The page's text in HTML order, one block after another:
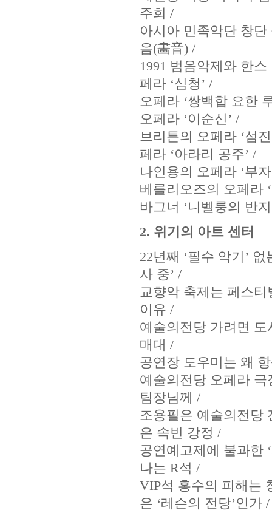
주회 /
아시아 민족악단 창
음(畵音) /
1991 범음악제와 한
페라 ‘심청’ /
오페라 ‘쌍백합 요한
오페라 ‘이순신’ /
브리튼의 오페라 ‘섬
페라 ‘아라리 공주’ /
나인용의 오페라 ‘부
베를리오즈의 오페라
바그너 ‘니벨룽의 반
2. 위기의 아트 센터
22년째 ‘필수 악기’
사 중’ /
교향악 축제는 페스
이유 /
예술의전당 가려면
매대 /
공연장 도우미는 왜
예술의전당 오페라
팀장님께 /
조용필은 예술의전당
은 속빈 강정 /
공연예고제에 불과한
나는 R석 /
VIP석 홍수의 피해는
은 ‘레슨의 전당’인가 /